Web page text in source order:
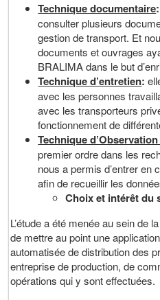
Technique documentaire:
consulter plusieurs
gestion de transport. Et
documents et ouvrages
BRALIMA dans le but
Technique d’entretien:
avec les personnes
avec les transporteurs
fonctionnement de
Technique
premier ordre dans les
nous a permis d’entrer en
afin de recueillir les
Choix et intérêt du
L’étude a été menée au sein de
de mettre au point une
automatisée de distribution des
entreprise de production, de
opérations qui y sont effectuées.